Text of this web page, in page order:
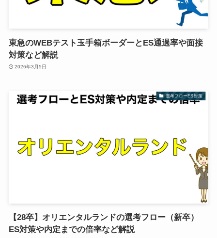
東急のWEBテスト玉手箱ボーダーとES通過率や面接
対策など解説
2026年3月5日
選考フローES対策
【28卒】オリエンタルランドの選考フロー（新卒）
ES対策や内定までの倍率など解説